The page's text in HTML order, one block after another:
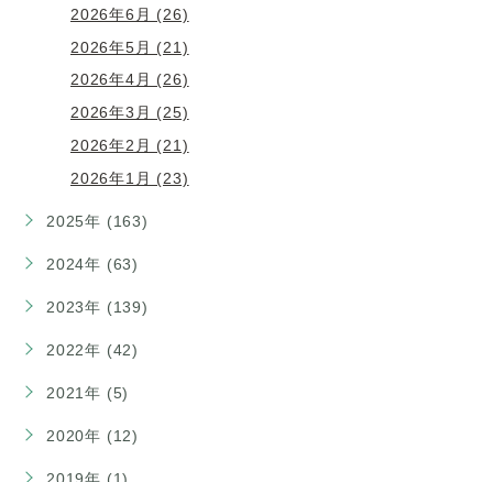
2026年6月 (26)
2026年5月 (21)
2026年4月 (26)
2026年3月 (25)
2026年2月 (21)
2026年1月 (23)
2025年 (163)
2024年 (63)
2023年 (139)
2022年 (42)
2021年 (5)
2020年 (12)
2019年 (1)